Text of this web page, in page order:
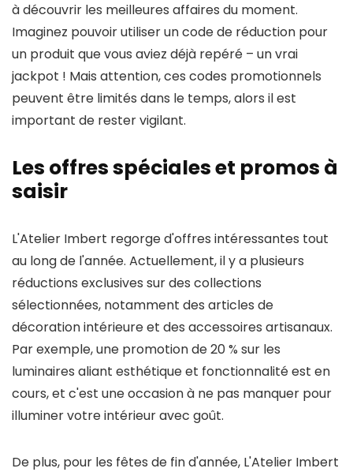
à découvrir les meilleures affaires du moment.
Imaginez pouvoir utiliser un code de réduction pour
un produit que vous aviez déjà repéré – un vrai
jackpot ! Mais attention, ces codes promotionnels
peuvent être limités dans le temps, alors il est
important de rester vigilant.
Les offres spéciales et promos à
saisir
L'Atelier Imbert regorge d'offres intéressantes tout
au long de l'année. Actuellement, il y a plusieurs
réductions exclusives sur des collections
sélectionnées, notamment des articles de
décoration intérieure et des accessoires artisanaux.
Par exemple, une promotion de 20 % sur les
luminaires aliant esthétique et fonctionnalité est en
cours, et c'est une occasion à ne pas manquer pour
illuminer votre intérieur avec goût.
De plus, pour les fêtes de fin d'année, L'Atelier Imbert